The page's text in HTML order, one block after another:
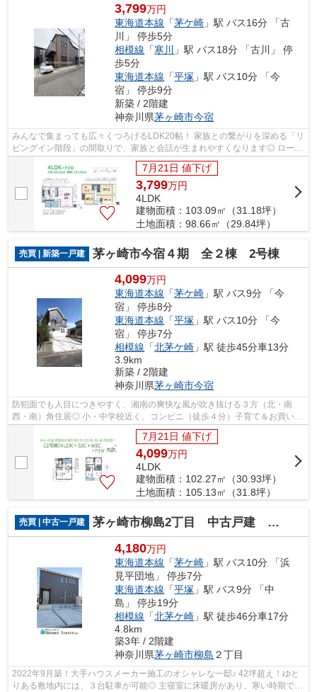
3,799万円
東海道本線 「茅ケ崎 」駅 バス16分 「古
川」 停歩5分
相模線 「寒川
」駅 バス18分 「古川」 停
歩5分
東海道本線 「平塚 」駅 バス10分 「今
宿」 停歩9分
新築 / 2階建
神奈川県茅ヶ崎市今宿
みんなで集まっても広々くつろげるLDK20帖！ 家族との繋がりを深める「リ
ビングイン階段」の間取りで、家族と会話が生まれやすくなります◎ ローソ
ンまで徒歩2分とちょっとしたお買い物...
7月21日 値下げ
3,799万円
4LDK
建物面積：103.09㎡（31.18坪）
土地面積：98.66㎡（29.84坪）
売買 | 新築一戸建 茅ヶ崎市今宿４期 全２棟 2号棟
4,099万円
東海道本線 「茅ケ崎 」駅 バス9分 「今
宿」 停歩8分
東海道本線 「平塚 」駅 バス10分 「今
宿」 停歩7分
相模線 「北茅ケ崎 」駅 徒歩45分車13分
3.9km
新築 / 2階建
神奈川県茅ヶ崎市今宿
防犯面でも人目につきやすく、湘南の爽快な風が吹き抜ける３方（北・南
西・南）角住居◎ 小・中学校近く、コンビニ（徒歩４分）子育て＆お買い物
便良好な、暮らしやすい住環境にござい...
7月21日 値下げ
4,099万円
4LDK
建物面積：102.27㎡（30.93坪）
土地面積：105.13㎡（31.8坪）
売買 | 中古一戸建 茅ヶ崎市柳島2丁目 中古戸建 42.58坪
4,180万円
東海道本線 「茅ケ崎 」駅 バス10分 「浜
見平団地」 停歩7分
東海道本線 「平塚 」駅 バス9分 「中
島」 停歩19分
相模線 「北茅ケ崎 」駅 徒歩46分車17分
4.8km
築3年 / 2階建
神奈川県茅ヶ崎市柳島 ２丁目
2022年9月築！大手ハウスメーカー施工のオシャレな一邸♪ 42坪超え！ゆと
りある敷地内には、３台駐車が可能◎ 主寝室に床暖房があり、寒い時期でも